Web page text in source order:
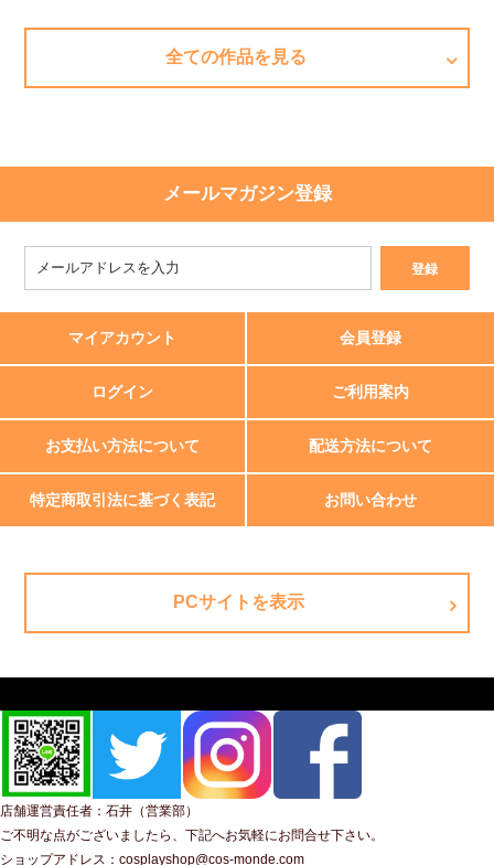
全ての作品を見る
メールマガジン登録
マイアカウント 会員登録
ログイン ご利用案内
お支払い方法について 配送方法について
特定商取引法に基づく表記 お問い合わせ
PCサイトを表示
店舗運営責任者：石井（営業部）
ご不明な点がございましたら、下記へお気軽にお問合せ下さい。
ショップアドレス：cosplayshop@cos-monde.com